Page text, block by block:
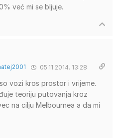
već mi se bljuje.
05.11.2014. 13:28
vozi kros prostor i vrijeme.
teoriju putovanja kroz
na cilju Melbournea a da mi